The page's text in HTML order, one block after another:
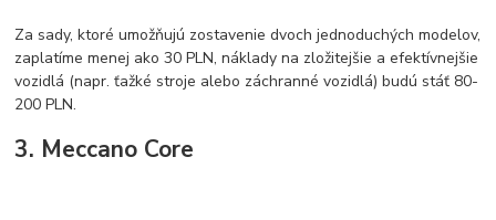
Za sady, ktoré umožňujú zostavenie dvoch jednoduchých modelov,
zaplatíme menej ako 30 PLN, náklady na zložitejšie a efektívnejšie
vozidlá (napr. ťažké stroje alebo záchranné vozidlá) budú stáť 80-
200 PLN.
3. Meccano Core